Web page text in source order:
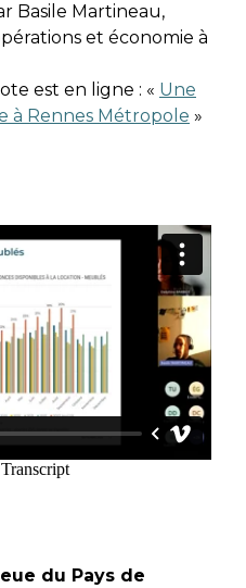
Basile Martineau,
et économie à
est en ligne : « Une
à Rennes Métropole »
du Pays de